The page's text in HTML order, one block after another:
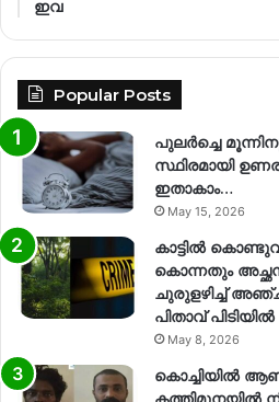
ഇവ
Popular Posts
പുലർച്ചെ
സ്ഥിരമായി
ഇതാകാം…
May 15, 2026
കാട്ടിൽ
കൊന്നതും
ചുരുളഴിച്ച്
പിതാവ് പിടിയിൽ
May 8, 2026
കൊച്ചിയിൽ